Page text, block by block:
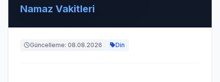
Namaz Vakitleri
Güncelleme: 08.08.2026 Din